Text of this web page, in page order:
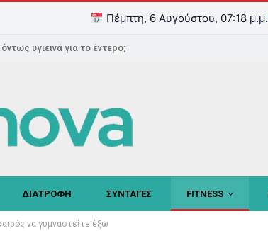
Πέμπτη, 6 Αυγούστου, 07:18 μ.μ.
υγιεινά για το έντερο;
ΔΙΑΤΡΟΦΗ ΣΥΝΤΑΓΕΣ FITNESS
να γυμναστείτε έξω